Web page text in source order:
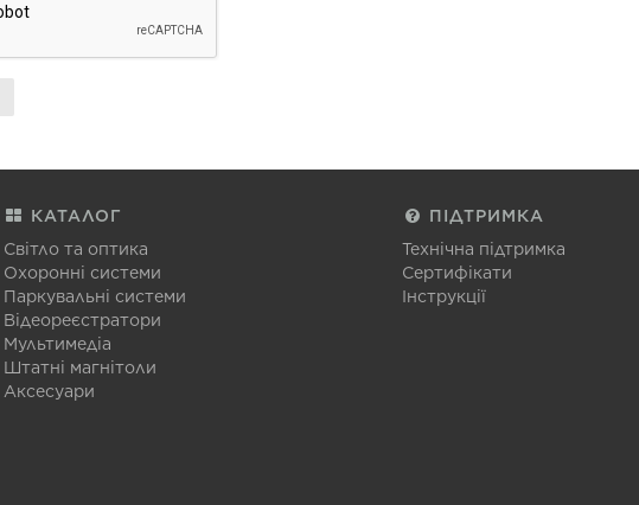
КАТАЛОГ
Світло та оптика
Охоронні системи
Паркувальні системи
Відеореєстратори
Мультимедіа
Штатні магнітоли
Аксесуари
ПІДТРИМКА
Технічна підтримка
Сертифікати
Інструкції